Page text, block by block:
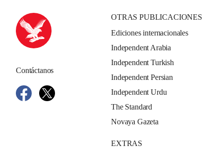
Contáctanos
OTRAS PUBLICACIONES
Ediciones internacionales
Independent Arabia
Independent Turkish
Independent Persian
Independent Urdu
The Standard
Novaya Gazeta
EXTRAS